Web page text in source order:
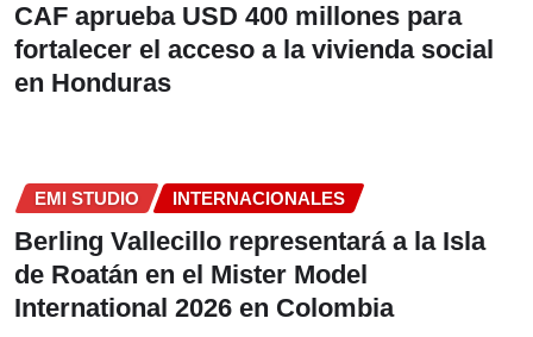
CAF aprueba USD 400 millones para
fortalecer el acceso a la vivienda social
en Honduras
EMI STUDIO INTERNACIONALES
Berling Vallecillo representará a la Isla
de Roatán en el Mister Model
International 2026 en Colombia